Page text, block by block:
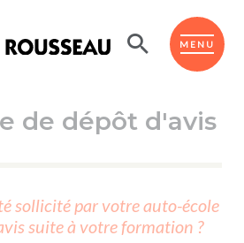
MENU
route
de dépôt d'avis
sollicité par votre auto-école
suite à votre formation ?